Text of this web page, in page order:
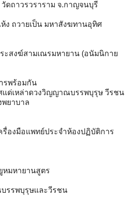
ถาวรวราราม จ.กาญจนบุรี
ห้ง ถวายเป็น มหาสังฆทานอุทิศ​
ะสงฆ์สามเณรมหายาน (อนัมนิกาย
รพร้อมกัน
แด่เหล่าดวงวิญญาณบรรพบุรุษ วีรชน
พยาบาล
องมือแพทย์ประจำห้องปฏิบัติการ
หมหายานสูตร
รรพบุรุษและวีรชน